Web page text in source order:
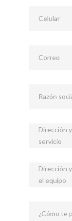
Celular
Correo
Razón
Dirección
servicio
Dirección
el equipo
¿Cómo te